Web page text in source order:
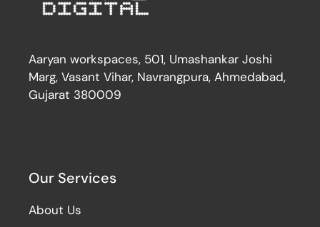
Aaryan workspaces, 501, Umashankar Joshi
Marg, Vasant Vihar, Navrangpura, Ahmedabad,
Gujarat 380009
Our Services
About Us